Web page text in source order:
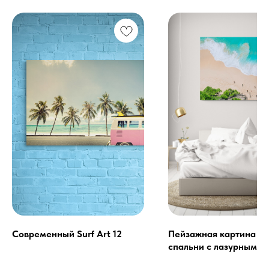
Современный Surf Art 12
Пейзажная картина
спальни с лазурным
Москва - производство картин
18 | СБ 10-16 \ Посещение — по
предварительной записи)
Сочи - Производство дверей и
мебели (Доставка по РФ )
Связь с нами:
Из-за большого количества
спама предпочитаем общение
через мессенджеры. Главный
канал — Max Напишите нам, и
мы оперативно ответим.
ridsloft@gmail.com
+7 958 581 3200